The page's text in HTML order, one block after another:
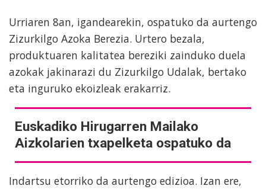
Urriaren 8an, igandearekin, ospatuko da aurtengo
Zizurkilgo Azoka Berezia. Urtero bezala,
produktuaren kalitatea bereziki zainduko duela
azokak jakinarazi du Zizurkilgo Udalak, bertako
eta inguruko ekoizleak erakarriz.
Euskadiko Hirugarren Mailako
Aizkolarien txapelketa ospatuko da
Indartsu etorriko da aurtengo edizioa. Izan ere,